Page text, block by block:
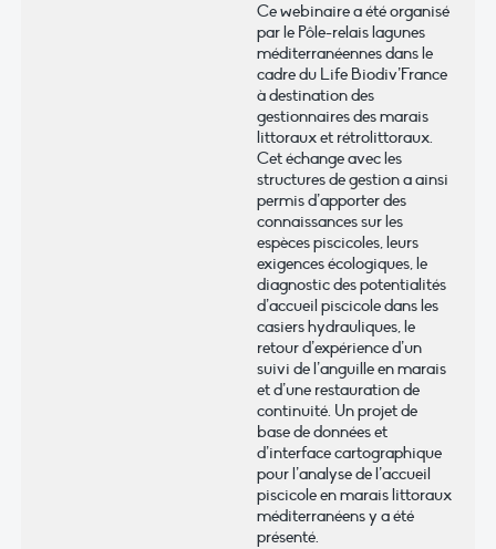
Ce webinaire a été organisé
par le Pôle-relais lagunes
méditerranéennes dans le
cadre du Life Biodiv’France
à destination des
gestionnaires des marais
littoraux et rétrolittoraux.
Cet échange avec les
structures de gestion a ainsi
permis d’apporter des
connaissances sur les
espèces piscicoles, leurs
exigences écologiques, le
diagnostic des potentialités
d’accueil piscicole dans les
casiers hydrauliques, le
retour d’expérience d’un
suivi de l’anguille en marais
et d’une restauration de
continuité. Un projet de
base de données et
d’interface cartographique
pour l’analyse de l’accueil
piscicole en marais littoraux
méditerranéens y a été
présenté.